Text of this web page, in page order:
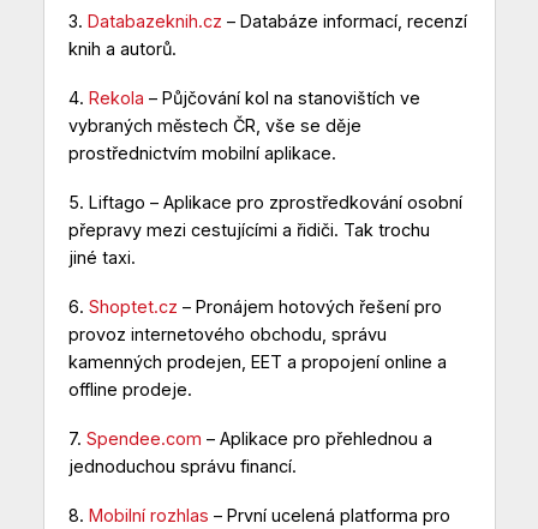
3. Databazeknih.cz – Databáze informací, recenzí
knih a autorů.
4. Rekola – Půjčování kol na stanovištích ve
vybraných městech ČR, vše se děje
prostřednictvím mobilní aplikace.
5. Liftago – Aplikace pro zprostředkování osobní
přepravy mezi cestujícími a řidiči. Tak trochu
jiné taxi.
6. Shoptet.cz – Pronájem hotových řešení pro
provoz internetového obchodu, správu
kamenných prodejen, EET a propojení online a
offline prodeje.
7. Spendee.com – Aplikace pro přehlednou a
jednoduchou správu financí.
8. Mobilní rozhlas – První ucelená platforma pro